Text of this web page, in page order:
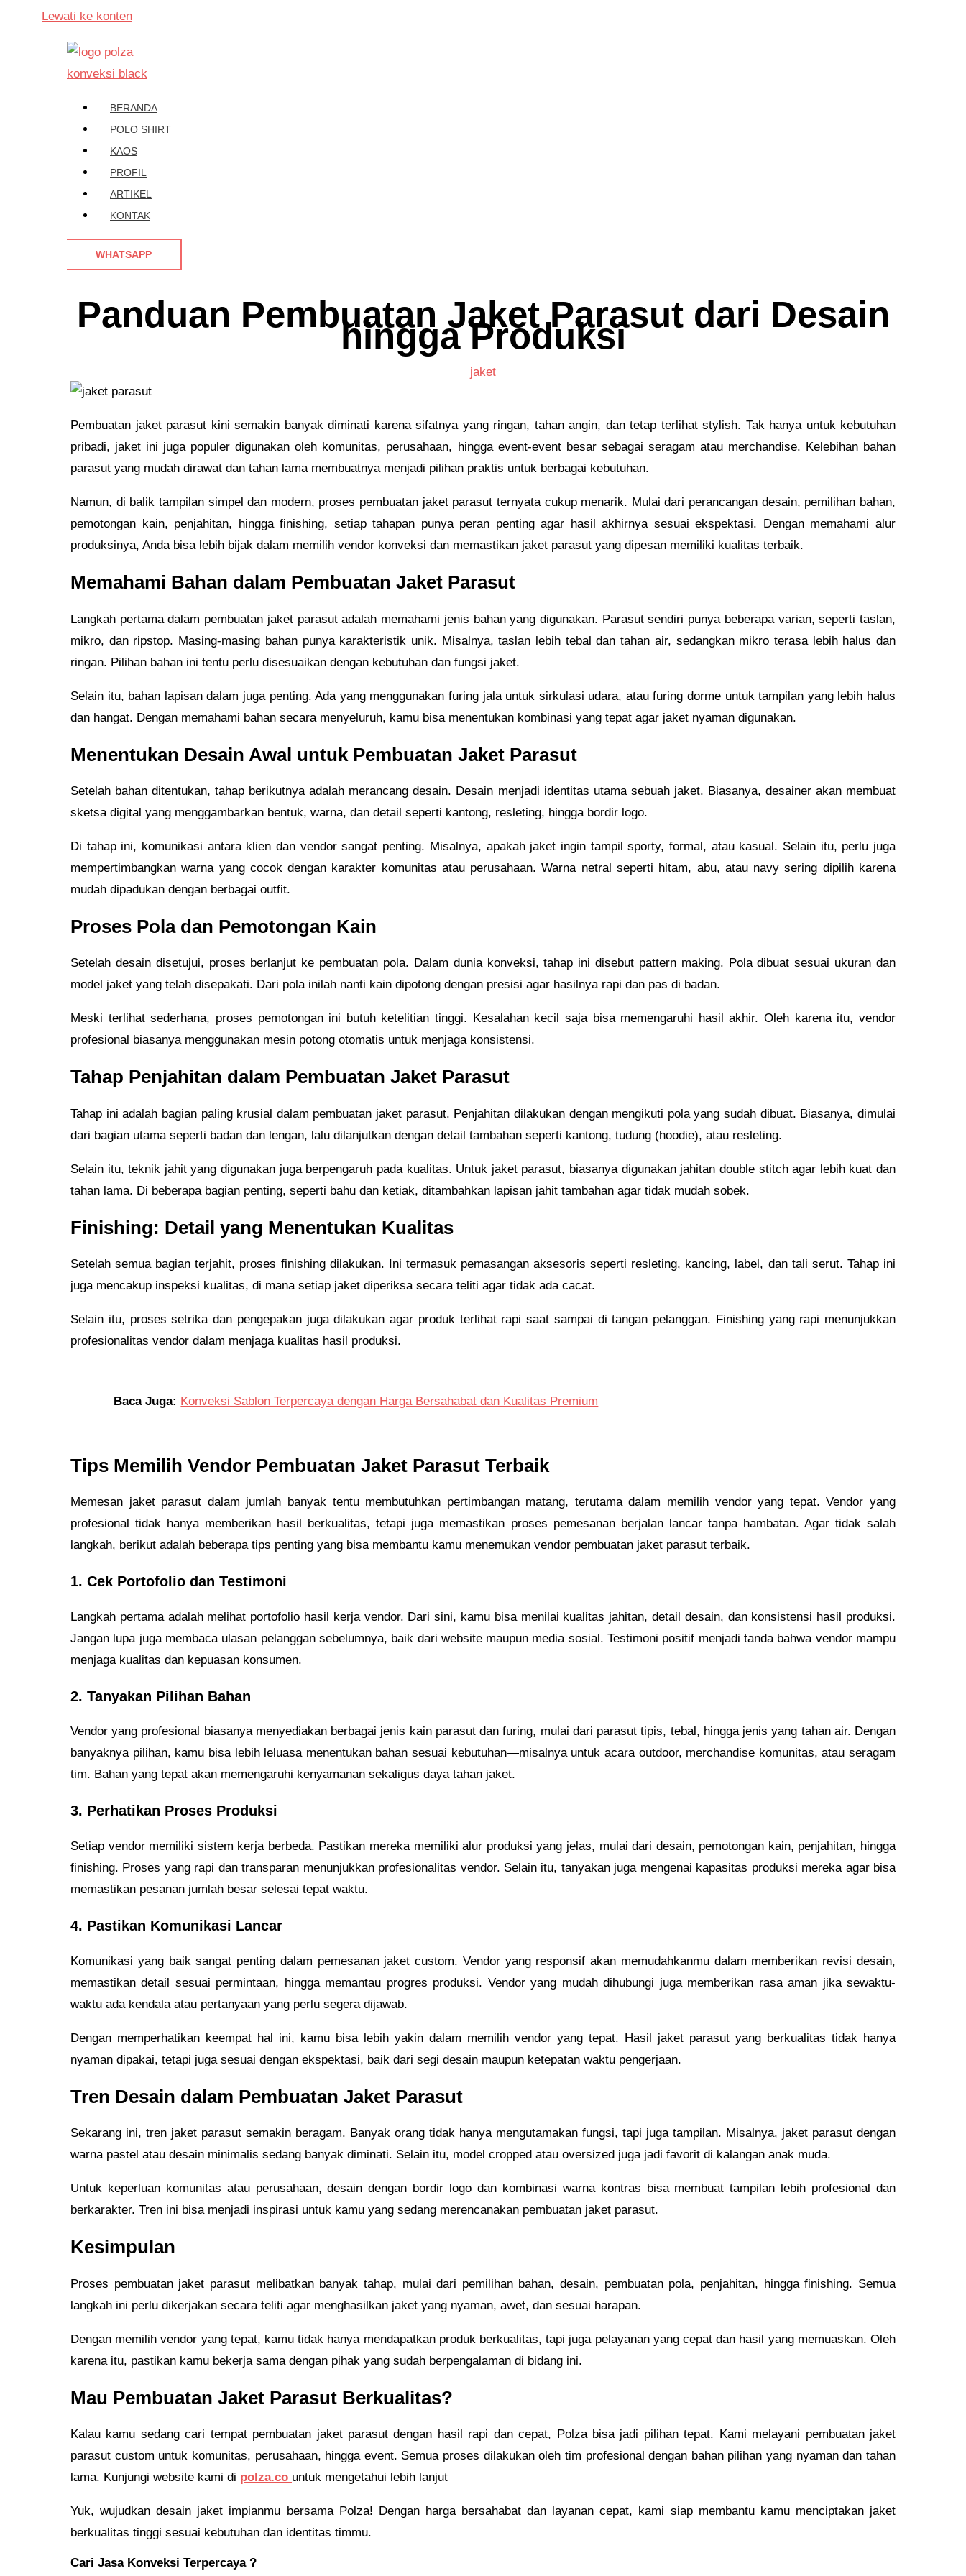
Lewati ke konten
BERANDA
POLO SHIRT
KAOS
PROFIL
ARTIKEL
KONTAK
WHATSAPP
Panduan Pembuatan Jaket Parasut dari Desain
hingga Produksi
jaket
Pembuatan jaket parasut kini semakin banyak diminati karena sifatnya yang ringan, tahan angin, dan tetap terlihat stylish. Tak hanya untuk kebutuhan
pribadi, jaket ini juga populer digunakan oleh komunitas, perusahaan, hingga event-event besar sebagai seragam atau merchandise. Kelebihan bahan
parasut yang mudah dirawat dan tahan lama membuatnya menjadi pilihan praktis untuk berbagai kebutuhan.
Namun, di balik tampilan simpel dan modern, proses pembuatan jaket parasut ternyata cukup menarik. Mulai dari perancangan desain, pemilihan bahan,
pemotongan kain, penjahitan, hingga finishing, setiap tahapan punya peran penting agar hasil akhirnya sesuai ekspektasi. Dengan memahami alur
produksinya, Anda bisa lebih bijak dalam memilih vendor konveksi dan memastikan jaket parasut yang dipesan memiliki kualitas terbaik.
Memahami Bahan dalam Pembuatan Jaket Parasut
Langkah pertama dalam pembuatan jaket parasut adalah memahami jenis bahan yang digunakan. Parasut sendiri punya beberapa varian, seperti taslan,
mikro, dan ripstop. Masing-masing bahan punya karakteristik unik. Misalnya, taslan lebih tebal dan tahan air, sedangkan mikro terasa lebih halus dan
ringan. Pilihan bahan ini tentu perlu disesuaikan dengan kebutuhan dan fungsi jaket.
Selain itu, bahan lapisan dalam juga penting. Ada yang menggunakan furing jala untuk sirkulasi udara, atau furing dorme untuk tampilan yang lebih halus
dan hangat. Dengan memahami bahan secara menyeluruh, kamu bisa menentukan kombinasi yang tepat agar jaket nyaman digunakan.
Menentukan Desain Awal untuk Pembuatan Jaket Parasut
Setelah bahan ditentukan, tahap berikutnya adalah merancang desain. Desain menjadi identitas utama sebuah jaket. Biasanya, desainer akan membuat
sketsa digital yang menggambarkan bentuk, warna, dan detail seperti kantong, resleting, hingga bordir logo.
Di tahap ini, komunikasi antara klien dan vendor sangat penting. Misalnya, apakah jaket ingin tampil sporty, formal, atau kasual. Selain itu, perlu juga
mempertimbangkan warna yang cocok dengan karakter komunitas atau perusahaan. Warna netral seperti hitam, abu, atau navy sering dipilih karena
mudah dipadukan dengan berbagai outfit.
Proses Pola dan Pemotongan Kain
Setelah desain disetujui, proses berlanjut ke pembuatan pola. Dalam dunia konveksi, tahap ini disebut pattern making. Pola dibuat sesuai ukuran dan
model jaket yang telah disepakati. Dari pola inilah nanti kain dipotong dengan presisi agar hasilnya rapi dan pas di badan.
Meski terlihat sederhana, proses pemotongan ini butuh ketelitian tinggi. Kesalahan kecil saja bisa memengaruhi hasil akhir. Oleh karena itu, vendor
profesional biasanya menggunakan mesin potong otomatis untuk menjaga konsistensi.
Tahap Penjahitan dalam Pembuatan Jaket Parasut
Tahap ini adalah bagian paling krusial dalam pembuatan jaket parasut. Penjahitan dilakukan dengan mengikuti pola yang sudah dibuat. Biasanya, dimulai
dari bagian utama seperti badan dan lengan, lalu dilanjutkan dengan detail tambahan seperti kantong, tudung (hoodie), atau resleting.
Selain itu, teknik jahit yang digunakan juga berpengaruh pada kualitas. Untuk jaket parasut, biasanya digunakan jahitan double stitch agar lebih kuat dan
tahan lama. Di beberapa bagian penting, seperti bahu dan ketiak, ditambahkan lapisan jahit tambahan agar tidak mudah sobek.
Finishing: Detail yang Menentukan Kualitas
Setelah semua bagian terjahit, proses finishing dilakukan. Ini termasuk pemasangan aksesoris seperti resleting, kancing, label, dan tali serut. Tahap ini
juga mencakup inspeksi kualitas, di mana setiap jaket diperiksa secara teliti agar tidak ada cacat.
Selain itu, proses setrika dan pengepakan juga dilakukan agar produk terlihat rapi saat sampai di tangan pelanggan. Finishing yang rapi menunjukkan
profesionalitas vendor dalam menjaga kualitas hasil produksi.
Baca Juga: Konveksi Sablon Terpercaya dengan Harga Bersahabat dan Kualitas Premium
Tips Memilih Vendor Pembuatan Jaket Parasut Terbaik
Memesan jaket parasut dalam jumlah banyak tentu membutuhkan pertimbangan matang, terutama dalam memilih vendor yang tepat. Vendor yang
profesional tidak hanya memberikan hasil berkualitas, tetapi juga memastikan proses pemesanan berjalan lancar tanpa hambatan. Agar tidak salah
langkah, berikut adalah beberapa tips penting yang bisa membantu kamu menemukan vendor pembuatan jaket parasut terbaik.
1. Cek Portofolio dan Testimoni
Langkah pertama adalah melihat portofolio hasil kerja vendor. Dari sini, kamu bisa menilai kualitas jahitan, detail desain, dan konsistensi hasil produksi.
Jangan lupa juga membaca ulasan pelanggan sebelumnya, baik dari website maupun media sosial. Testimoni positif menjadi tanda bahwa vendor mampu
menjaga kualitas dan kepuasan konsumen.
2. Tanyakan Pilihan Bahan
Vendor yang profesional biasanya menyediakan berbagai jenis kain parasut dan furing, mulai dari parasut tipis, tebal, hingga jenis yang tahan air. Dengan
banyaknya pilihan, kamu bisa lebih leluasa menentukan bahan sesuai kebutuhan—misalnya untuk acara outdoor, merchandise komunitas, atau seragam
tim. Bahan yang tepat akan memengaruhi kenyamanan sekaligus daya tahan jaket.
3. Perhatikan Proses Produksi
Setiap vendor memiliki sistem kerja berbeda. Pastikan mereka memiliki alur produksi yang jelas, mulai dari desain, pemotongan kain, penjahitan, hingga
finishing. Proses yang rapi dan transparan menunjukkan profesionalitas vendor. Selain itu, tanyakan juga mengenai kapasitas produksi mereka agar bisa
memastikan pesanan jumlah besar selesai tepat waktu.
4. Pastikan Komunikasi Lancar
Komunikasi yang baik sangat penting dalam pemesanan jaket custom. Vendor yang responsif akan memudahkanmu dalam memberikan revisi desain,
memastikan detail sesuai permintaan, hingga memantau progres produksi. Vendor yang mudah dihubungi juga memberikan rasa aman jika sewaktu-
waktu ada kendala atau pertanyaan yang perlu segera dijawab.
Dengan memperhatikan keempat hal ini, kamu bisa lebih yakin dalam memilih vendor yang tepat. Hasil jaket parasut yang berkualitas tidak hanya
nyaman dipakai, tetapi juga sesuai dengan ekspektasi, baik dari segi desain maupun ketepatan waktu pengerjaan.
Tren Desain dalam Pembuatan Jaket Parasut
Sekarang ini, tren jaket parasut semakin beragam. Banyak orang tidak hanya mengutamakan fungsi, tapi juga tampilan. Misalnya, jaket parasut dengan
warna pastel atau desain minimalis sedang banyak diminati. Selain itu, model cropped atau oversized juga jadi favorit di kalangan anak muda.
Untuk keperluan komunitas atau perusahaan, desain dengan bordir logo dan kombinasi warna kontras bisa membuat tampilan lebih profesional dan
berkarakter. Tren ini bisa menjadi inspirasi untuk kamu yang sedang merencanakan pembuatan jaket parasut.
Kesimpulan
Proses pembuatan jaket parasut melibatkan banyak tahap, mulai dari pemilihan bahan, desain, pembuatan pola, penjahitan, hingga finishing. Semua
langkah ini perlu dikerjakan secara teliti agar menghasilkan jaket yang nyaman, awet, dan sesuai harapan.
Dengan memilih vendor yang tepat, kamu tidak hanya mendapatkan produk berkualitas, tapi juga pelayanan yang cepat dan hasil yang memuaskan. Oleh
karena itu, pastikan kamu bekerja sama dengan pihak yang sudah berpengalaman di bidang ini.
Mau Pembuatan Jaket Parasut Berkualitas?
Kalau kamu sedang cari tempat pembuatan jaket parasut dengan hasil rapi dan cepat, Polza bisa jadi pilihan tepat. Kami melayani pembuatan jaket
parasut custom untuk komunitas, perusahaan, hingga event. Semua proses dilakukan oleh tim profesional dengan bahan pilihan yang nyaman dan tahan
lama. Kunjungi website kami di polza.co untuk mengetahui lebih lanjut
Yuk, wujudkan desain jaket impianmu bersama Polza! Dengan harga bersahabat dan layanan cepat, kami siap membantu kamu menciptakan jaket
berkualitas tinggi sesuai kebutuhan dan identitas timmu.
Cari Jasa Konveksi Terpercaya ?